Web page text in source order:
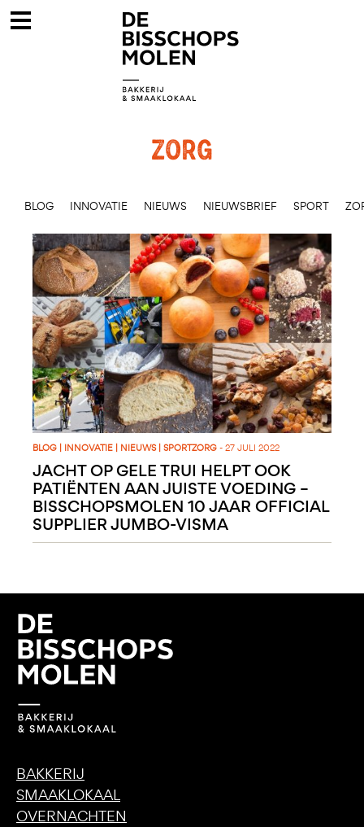
ZORG
BLOG INNOVATIE NIEUWS NIEUWSBRIEF SPORT
BLOG INNOVATIE NIEUWS| SPORTZORG - 27 JULI 2022
JACHT OP GELE TRUI HELPT OOK
PATIËNTEN AAN JUISTE VOEDING –
BISSCHOPSMOLEN 10 JAAR OFFICIAL
SUPPLIER JUMBO-VISMA
BAKKERIJ
SMAAKLOKAAL
OVERNACHTEN